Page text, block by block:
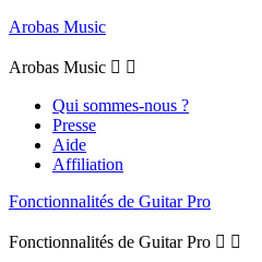
Arobas Music
Arobas Music  
Qui sommes-nous ?
Presse
Aide
Affiliation
Fonctionnalités de Guitar Pro
Fonctionnalités de Guitar Pro  